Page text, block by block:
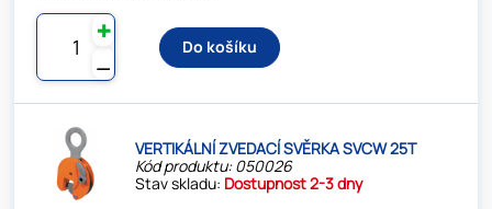
⚊
✚
Do košíku
VERTIKÁLNÍ ZVEDACÍ SVĚRKA SVCW 25T
Kód produktu: 050026
Stav skladu: Dostupnost 2-3 dny